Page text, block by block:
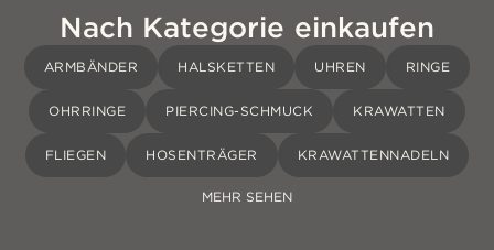
Nach Kategorie einkaufen
ARMBÄNDER HALSKETTEN UHREN RINGE
OHRRINGE PIERCING-SCHMUCK KRAWATTEN
FLIEGEN HOSENTRÄGER KRAWATTENNADELN
MEHR SEHEN